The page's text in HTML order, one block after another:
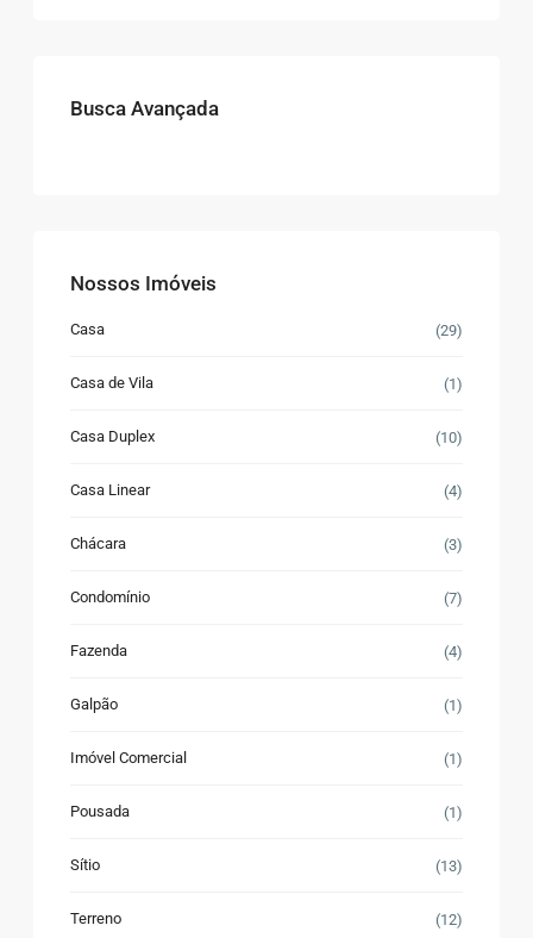
Busca Avançada
Nossos Imóveis
Casa (29)
Casa de Vila (1)
Casa Duplex (10)
Casa Linear (4)
Chácara (3)
Condomínio (7)
Fazenda (4)
Galpão (1)
Imóvel Comercial (1)
Pousada (1)
Sítio (13)
Terreno (12)